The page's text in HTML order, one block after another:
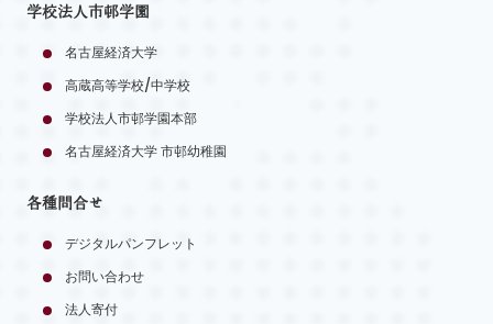
学校法人市邨学園
名古屋経済大学
高蔵高等学校/中学校
学校法人市邨学園本部
名古屋経済大学 市邨幼稚園
各種問合せ
デジタルパンフレット
お問い合わせ
法人寄付